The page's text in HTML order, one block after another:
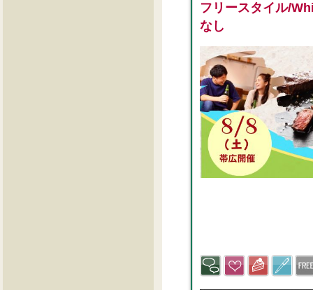
フリースタイル/
なし